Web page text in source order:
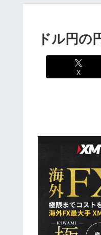
ドル円の
X